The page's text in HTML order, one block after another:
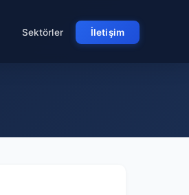
Sektörler İletişim